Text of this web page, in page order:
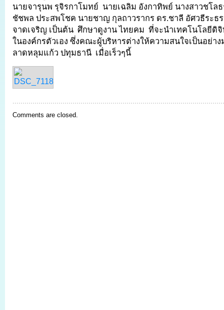
นายจารุนพ รุจิรกาโมทย์ นายเฉลิม อังกาทิพย์ นางสาวชโล
ชัชพล ประสพโชค นายชาญ กุลถาวรากร ดร.ชาลี อัศวธีระธ
จาดเจริญ เป็นต้น ศึกษาดูงาน ไทยคม ที่จะนำเทคโนโลยีดิ
ในองค์กรตัวเอง ซึ่งคณะผู้บริหารต่างให้ความสนใจเป็นอย่า
ลาดหลุมแก้ว ปทุมธานี เมื่อเร็วๆนี้
Comments are closed.